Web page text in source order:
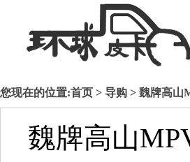
您现在的位置:首页 > 导购 > 魏牌高山
魏牌高山